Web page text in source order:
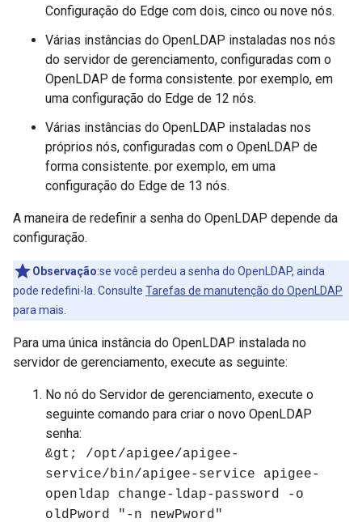
Configuração do Edge com dois, cinco ou nove nós.
Várias instâncias do OpenLDAP instaladas nos nós
do servidor de gerenciamento, configuradas com o
OpenLDAP de forma consistente. por exemplo, em
uma configuração do Edge de 12 nós.
Várias instâncias do OpenLDAP instaladas nos
próprios nós, configuradas com o OpenLDAP de
forma consistente. por exemplo, em uma
configuração do Edge de 13 nós.
A maneira de redefinir a senha do OpenLDAP depende da
configuração.
Observação:se você perdeu a senha do OpenLDAP, ainda
pode redefini-la. Consulte Tarefas de manutenção do OpenLDAP
para mais.
Para uma única instância do OpenLDAP instalada no
servidor de gerenciamento, execute as seguinte:
No nó do Servidor de gerenciamento, execute o
seguinte comando para criar o novo OpenLDAP
senha:
&gt; /opt/apigee/apigee-
service/bin/apigee-service apigee-
openldap change-ldap-password -o
oldPword "-n newPword"